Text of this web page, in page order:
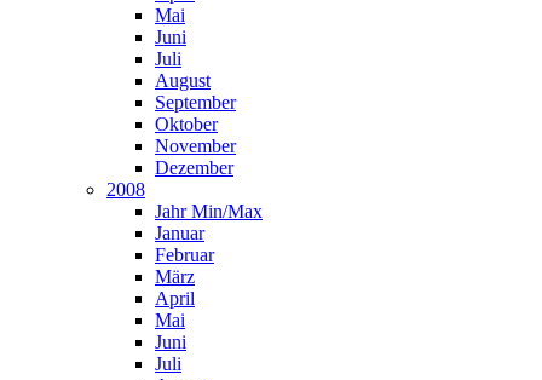
Mai
Juni
Juli
August
September
Oktober
November
Dezember
2008
Jahr Min/Max
Januar
Februar
März
April
Mai
Juni
Juli